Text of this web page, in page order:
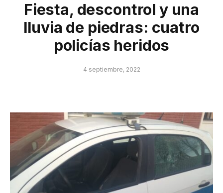
Fiesta, descontrol y una
lluvia de piedras: cuatro
policías heridos
4 septiembre, 2022